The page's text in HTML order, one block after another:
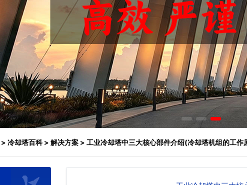
> 冷却塔百科> 解决方案 > 工业冷却塔中三大核心部件介绍(冷却塔机组的工作